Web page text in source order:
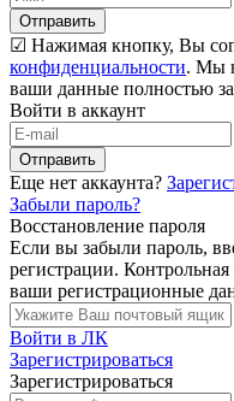
Отправить
☑ Нажимая кнопку, Вы
конфиденциальности. Мы
ваши данные полностью
Войти в аккаунт
Отправить
Еще нет аккаунта?
Забыли пароль?
Восстановление пароля
Если вы забыли пароль,
регистрации.
ваши регистрационные
Войти в ЛК
Зарегистрироваться
Зарегистрироваться